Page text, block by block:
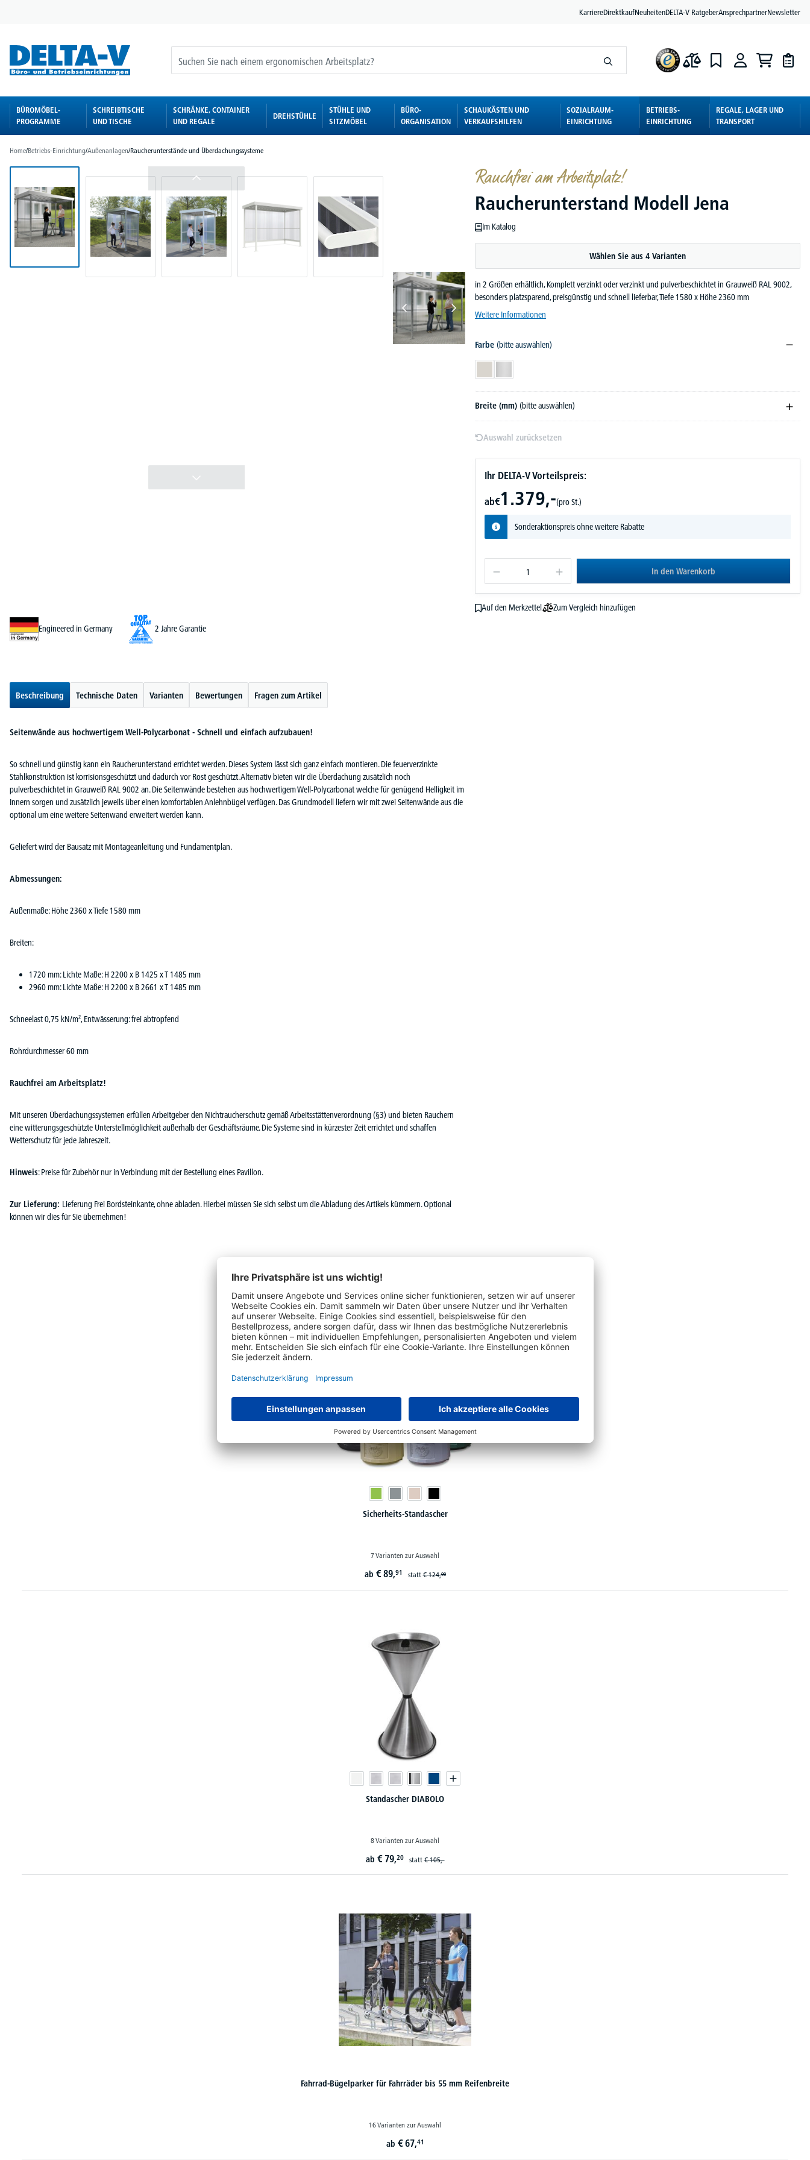
KarriereDirektkaufNeuheitenDELTA-V RatgeberAnsprechpartnerNewsletter
BÜROMÖBEL-
PROGRAMME
SCHREIBTISCHE
UND TISCHE
SCHRÄNKE, CONTAINER
UND REGALE
DREHSTÜHLE
STÜHLE UND
SITZMÖBEL
BÜRO-
ORGANISATION
SCHAUKÄSTEN UND
VERKAUFSHILFEN
SOZIALRAUM-
EINRICHTUNG
BETRIEBS-
EINRICHTUNG
REGALE, LAGER UND
TRANSPORT
Home/Betriebs-Einrichtung/Außenanlagen/Raucherunterstände und Überdachungssysteme
Rauchfrei am Arbeitsplatz!
Raucherunterstand Modell Jena
Im Katalog
Wählen Sie aus 4 Varianten
in 2 Größen erhältlich, Komplett verzinkt oder verzinkt und pulverbeschichtet in Grauweiß RAL 9002,
besonders platzsparend, preisgünstig und schnell lieferbar, Tiefe 1580 x Höhe 2360 mm
Weitere Informationen
Farbe (bitte auswählen)
Breite (mm) (bitte auswählen)
Auswahl zurücksetzen
Ihr DELTA-V Vorteilspreis:
ab€1.379,-(pro St.)
Sonderaktionspreis ohne weitere Rabatte
In den Warenkorb
Auf den Merkzettel
Zum Vergleich hinzufügen
Engineered in Germany
2 Jahre Garantie
Beschreibung Technische Daten Varianten Bewertungen Fragen zum Artikel
Seitenwände aus hochwertigem Well-Polycarbonat - Schnell und einfach aufzubauen!
So schnell und günstig kann ein Raucherunterstand errichtet werden. Dieses System lässt sich ganz einfach montieren. Die feuerverzinkte
Stahlkonstruktion ist korrisionsgeschützt und dadurch vor Rost geschützt. Alternativ bieten wir die Überdachung zusätzlich noch
pulverbeschichtet in Grauweiß RAL 9002 an. Die Seitenwände bestehen aus hochwertigem Well-Polycarbonat welche für genügend Helligkeit im
Innern sorgen und zusätzlich jeweils über einen komfortablen Anlehnbügel verfügen. Das Grundmodell liefern wir mit zwei Seitenwände aus die
optional um eine weitere Seitenwand erweitert werden kann.
Geliefert wird der Bausatz mit Montageanleitung und Fundamentplan.
Abmessungen:
Außenmaße: Höhe 2360 x Tiefe 1580 mm
Breiten:
1720 mm: Lichte Maße: H 2200 x B 1425 x T 1485 mm
2960 mm: Lichte Maße: H 2200 x B 2661 x T 1485 mm
Schneelast 0,75 kN/m², Entwässerung: frei abtropfend
Rohrdurchmesser 60 mm
Rauchfrei am Arbeitsplatz!
Mit unseren Überdachungssystemen erfüllen Arbeitgeber den Nichtraucherschutz gemäß Arbeitsstättenverordnung (§3) und bieten Rauchern
eine witterungsgeschützte Unterstellmöglichkeit außerhalb der Geschäftsräume. Die Systeme sind in kürzester Zeit errichtet und schaffen
Wetterschutz für jede Jahreszeit.
Hinweis: Preise für Zubehör nur in Verbindung mit der Bestellung eines Pavillon.
Zur Lieferung: Lieferung Frei Bordsteinkante, ohne abladen. Hierbei müssen Sie sich selbst um die Abladung des Artikels kümmern. Optional
können wir dies für Sie übernehmen!
Schon gesehen?
Sicherheits-Standascher
7 Varianten zur Auswahl
ab € 89,91 statt€ 124,90
Standascher DIABOLO
8 Varianten zur Auswahl
ab € 79,20 statt€ 105,-
Fahrrad-Bügelparker für Fahrräder bis 55 mm Reifenbreite
16 Varianten zur Auswahl
ab € 67,41